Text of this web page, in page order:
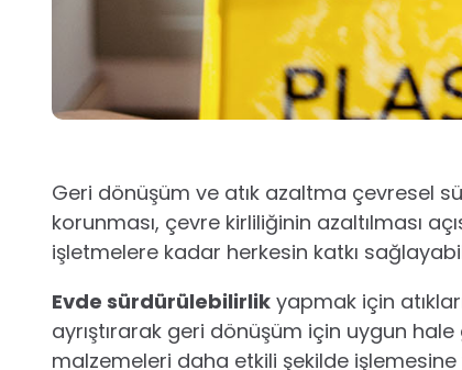
Geri dönüşüm ve atık azaltma çevresel
korunması, çevre kirliliğinin azaltılması
işletmelere kadar herkesin katkı
Evde sürdürülebilirlik yapmak için
ayrıştırarak geri dönüşüm için uygun
malzemeleri daha etkili şekilde işlemesine